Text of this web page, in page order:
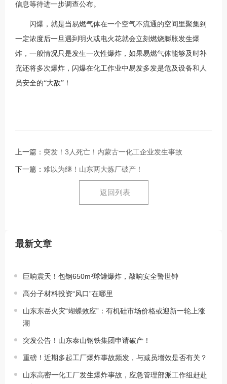
信息等待进一步调查公布。
闪爆 ， 就是当易燃气体在一个空气不流通的空间里聚集到
一定浓度后一旦遇到明火或电火花就会立刻燃烧膨胀发生爆
炸 ， 一般情况只是发生一次性爆炸 ， 如果易燃气体能够及时补
充还将多次爆炸 ， 闪爆在化工作业中易发多发是危及设备和人
员安全的“大敌”！
上一篇： 突发！3人死亡！内蒙古一化工企业发生事故
下一篇： 难以为继！山东两大炼厂破产！
返回列表
最新文章
巨响震天！包钢650m³球罐爆炸，敲响安全警世钟
高分子材料投资“风口”在哪里
山东东岳火灾“蝴蝶效应”：有机硅市场价格或迎新一轮上涨
潮
突发公告！山东泰山钢铁集团申请破产！
重磅！近期多起工厂爆炸事故频发，与减员增效是否有关？
山东高密一化工厂发生爆炸事故，应急管理部派工作组赶赴